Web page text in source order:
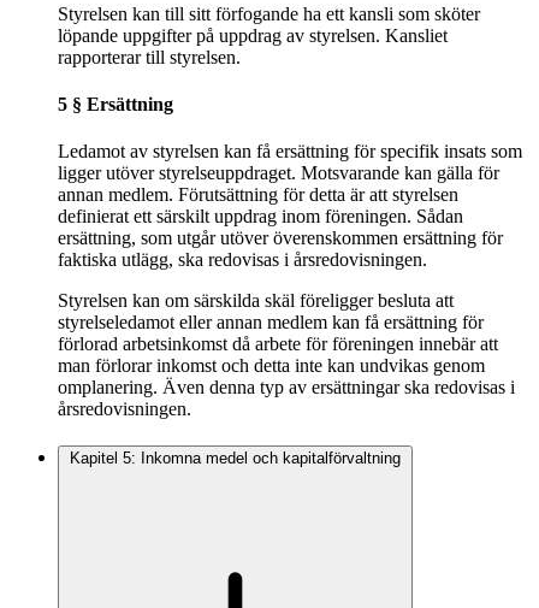
Styrelsen kan till sitt förfogande ha ett kansli som sköter
löpande uppgifter på uppdrag av styrelsen. Kansliet
rapporterar till styrelsen.
5 § Ersättning
Ledamot av styrelsen kan få ersättning för specifik insats som
ligger utöver styrelseuppdraget. Motsvarande kan gälla för
annan medlem. Förutsättning för detta är att styrelsen
definierat ett särskilt uppdrag inom föreningen. Sådan
ersättning, som utgår utöver överenskommen ersättning för
faktiska utlägg, ska redovisas i årsredovisningen.
Styrelsen kan om särskilda skäl föreligger besluta att
styrelseledamot eller annan medlem kan få ersättning för
förlorad arbetsinkomst då arbete för föreningen innebär att
man förlorar inkomst och detta inte kan undvikas genom
omplanering. Även denna typ av ersättningar ska redovisas i
årsredovisningen.
Kapitel 5: Inkomna medel och kapitalförvaltning